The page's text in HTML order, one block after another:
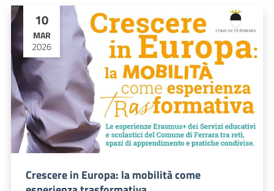
10
MAR
2026
Crescere in Europa: la mobilità come